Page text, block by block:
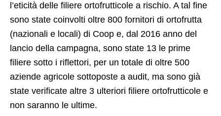
l’eticità delle filiere ortofrutticole a rischio. A tal fine
sono state coinvolti oltre 800 fornitori di ortofrutta
(nazionali e locali) di Coop e, dal 2016 anno del
lancio della campagna, sono state 13 le prime
filiere sotto i riflettori, per un totale di oltre 500
aziende agricole sottoposte a audit, ma sono già
state verificate altre 3 ulteriori filiere ortofrutticole e
non saranno le ultime.